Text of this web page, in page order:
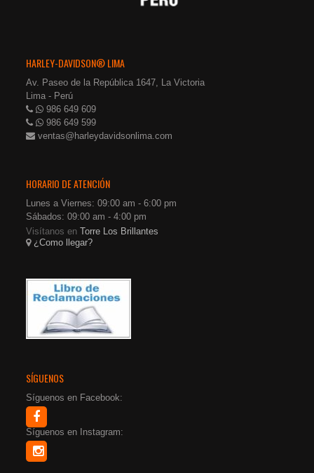
HARLEY-DAVIDSON® LIMA
Av. Paseo de la República 1647, La Victoria
Lima - Perú
986 649 609
986 649 599
ventas@harleydavidsonlima.com
HORARIO DE ATENCIÓN
Lunes a Viernes: 09:00 am - 6:00 pm
Sábados: 09:00 am - 4:00 pm
Visítanos enTorre Los Brillantes
¿Como llegar?
SÍGUENOS
Síguenos en Facebook:
Síguenos en Instagram: